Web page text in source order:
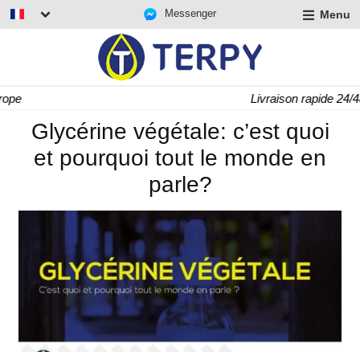
Messenger Menu
Glycérine végétale: c’est quoi
et pourquoi tout le monde en
parle?